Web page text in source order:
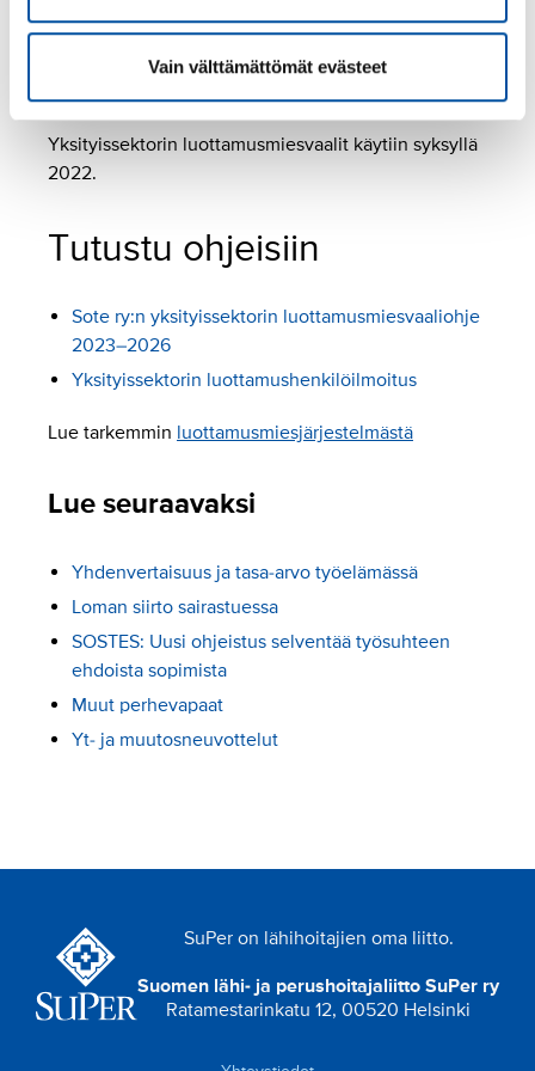
Vain välttämättömät evästeet
ja Tehy) luottamusmiehet. SuPer sekä Sote ry
järjestävät koulutuksia ja tilaisuuksia jäsenliittojensa
Yksityissektorin luottamusmiesvaalit käytiin syksyllä
2022.
Tutustu ohjeisiin
Sote ry:n yksityissektorin luottamusmiesvaaliohje
2023–2026
Yksityissektorin luottamushenkilöilmoitus
Lue tarkemmin luottamusmiesjärjestelmästä
Lue seuraavaksi
Yhdenvertaisuus ja tasa-arvo työelämässä
Loman siirto sairastuessa
SOSTES: Uusi ohjeistus selventää työsuhteen
ehdoista sopimista
Muut perhevapaat
Yt- ja muutosneuvottelut
SuPer on lähihoitajien oma liitto.
Suomen lähi- ja perushoitajaliitto SuPer ry
Ratamestarinkatu 12, 00520 Helsinki